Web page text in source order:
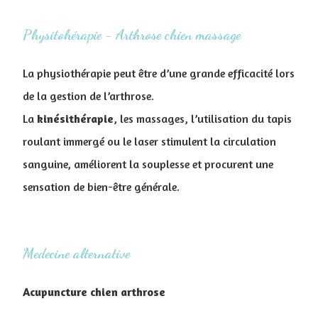
Physitohérapie - Arthrose chien massage
La physiothérapie peut être d’une grande efficacité lors
de la gestion de l’arthrose.
La kinésithérapie, les massages, l’utilisation du tapis
roulant immergé ou le laser stimulent la circulation
sanguine, améliorent la souplesse et procurent une
sensation de bien-être générale.
Medecine alternative
Acupuncture chien arthrose